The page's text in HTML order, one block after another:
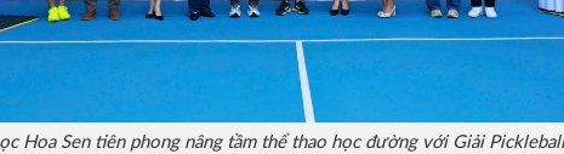
Hoa Sen tiên phong nâng tầm thể thao học đường với Giải